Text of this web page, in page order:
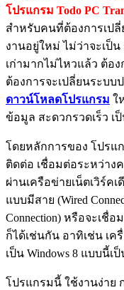
โปรแกรม Todo PC
สำหรับคนที่ต้องการเป
งานอยู่ใหม่ ไม่ว่าจะเป็น
เก่ามากไม่ไหวแล้ว ต้อ
ต้องการจะเปลี่ยนระบบ
ดาวน์โหลดโปรแกรม ใ
ข้อมูล สะดวกรวดเร็ว เ
โดยหลักการของ โปรแ
ติดต่อ เชื่อมต่อระหว่าง
ผ่านเครือข่ายเน็ตเวิร์ค
แบบมีสาย (Wired
Connection) หรือจะเชื่
ก็ได้เช่นกัน อาทิเช่น เค
เป็น Windows 8 แบบนี้เ
โปรแกรมนี้ ใช้งานง่าย